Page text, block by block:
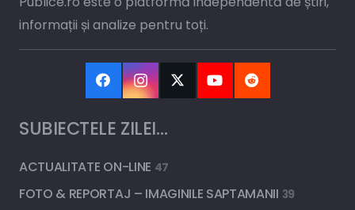
informații și analize pentru toți.
SUBIECTELE ZILEI…
ACTUALITATE ON-LINE 47
FOTO & REPORTAJ – IMAGINILE SAPTAMANII 39